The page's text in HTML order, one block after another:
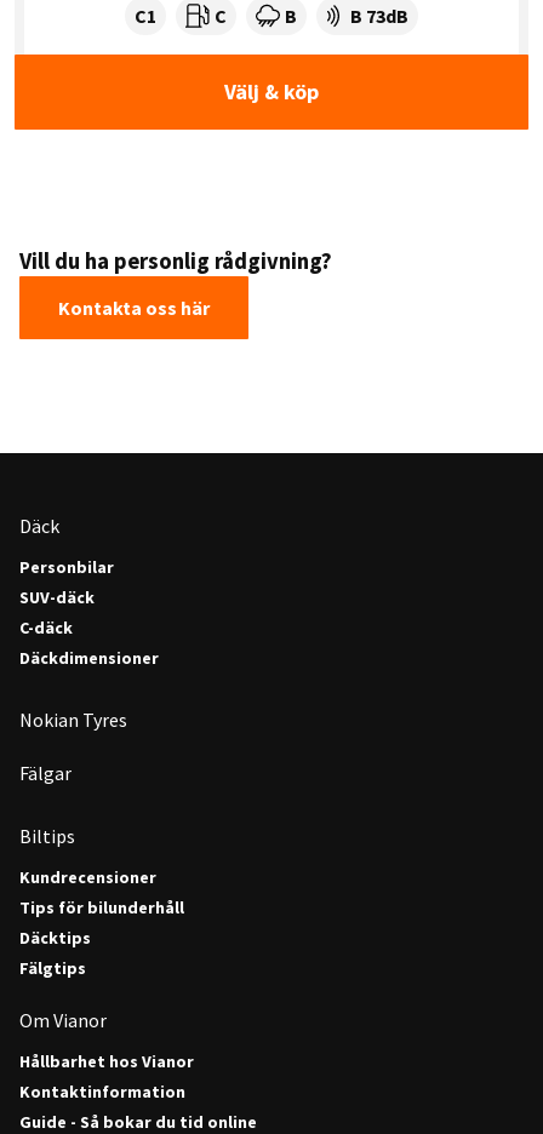
Tyre class:
C1 Rullmotstånd:
C Våtgrepp:
B Ljudnivå dB:
B 73dB
Välj & köp
Vill du ha personlig rådgivning?
Kontakta oss här
Däck
Personbilar
SUV-däck
C-däck
Däckdimensioner
Nokian Tyres
Fälgar
Biltips
Kundrecensioner
Tips för bilunderhåll
Däcktips
Fälgtips
Om Vianor
Hållbarhet hos Vianor
Kontaktinformation
Guide - Så bokar du tid online